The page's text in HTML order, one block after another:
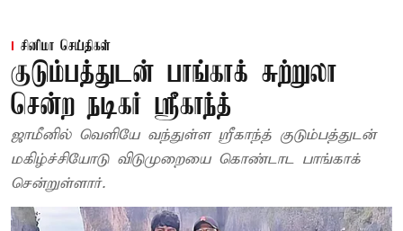
சினிமா செய்திகள்
குடும்பத்துடன் பாங்காக் சுற்றுலா
சென்ற நடிகர் ஸ்ரீகாந்த்
ஜாமீனில் வெளியே வந்துள்ள ஸ்ரீகாந்த் குடும்பத்துடன்
மகிழ்ச்சியோடு விடுமுறையை கொண்டாட பாங்காக்
சென்றுள்ளார்.